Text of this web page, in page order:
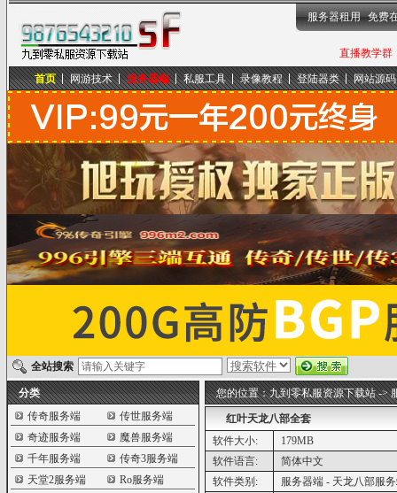
九到零私服资源下载站
直播教学群
服务器租用 免费
首页 网游技术 服务器端 私服工具 录像教程 登陆器类 网站源码
全站搜索
分类
传奇服务端
传世服务端
奇迹服务端
魔兽服务端
千年服务端
传奇3服务端
天堂2服务端
Ro服务端
您的位置：九到零私服资源下载站->
红叶天龙八部全套
软件大小:
179MB
软件语言:
简体中文
软件类别:
服务器端 - 天龙八部服